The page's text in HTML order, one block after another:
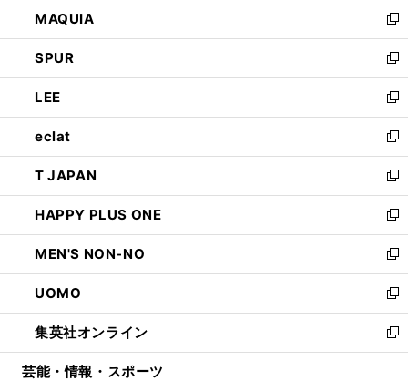
ド
ウ
で
開
く
ィ
ン
ド
ウ
で
開
く
い
ウ
ィ
ン
ド
ウ
で
開
く
MAQUIA
新
し
い
ウ
ィ
ン
ド
ウ
で
開
く
SPUR
新
し
い
ウ
ィ
ン
ド
ウ
で
開
く
LEE
新
し
い
ウ
ィ
ン
ド
ウ
で
開
く
eclat
新
し
い
ウ
ィ
ン
ド
ウ
で
開
く
T JAPAN
新
し
い
ウ
ィ
ン
ド
ウ
で
開
HAPPY PLUS ONE
新
し
い
ウ
ィ
ン
ド
ウ
MEN'S NON-NO
新
し
い
ウ
ィ
ン
UOMO
新
し
い
ウ
集英社オンライン
新
し
芸能・情報・スポーツ